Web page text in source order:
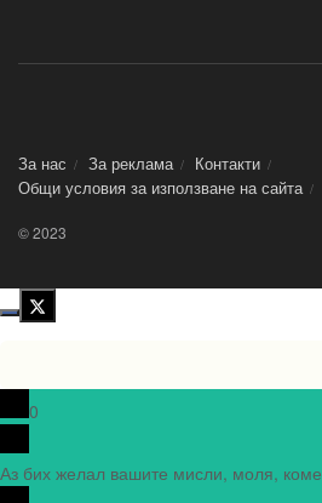
За нас За реклама
Контакти
Общи условия за използване на сайта
© 2023
0
Аз бих желал вашите мисли, моля,